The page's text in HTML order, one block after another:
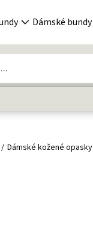
Dámské bundy
Dámské kožené opasky